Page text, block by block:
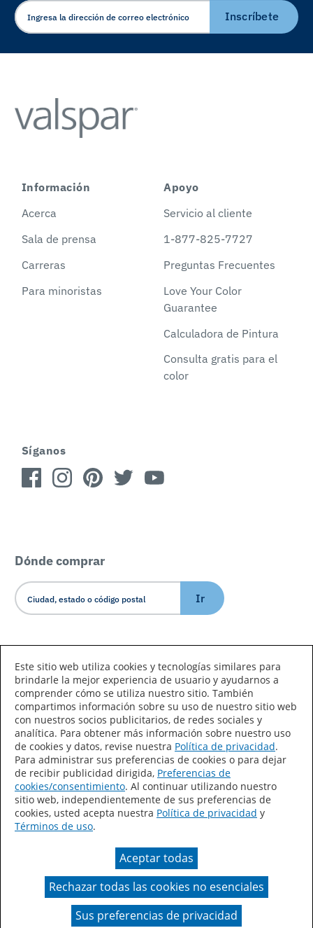
ELECTRÓNICO
Inscríbete
Información
Acerca
Sala de prensa
Carreras
Para minoristas
Apoyo
Servicio al cliente
1-877-825-7727
Preguntas Frecuentes
Love Your Color
Guarantee
Calculadora de Pintura
Consulta gratis para el
color
Síganos
Dónde comprar
Ir
Declaración de accesibilidad
Mapa del sitio
Términos de uso
Privacidad
Sus preferencias de privacidad
Ley de Cadenas de Suministro de California
Un color real puede variar en comparación con la
presentación en pantalla.
Este sitio web utiliza cookies y tecnologías similares para
brindarle la mejor experiencia de usuario y ayudarnos a
comprender cómo se utiliza nuestro sitio. También
compartimos información sobre su uso de nuestro sitio web
con nuestros socios publicitarios, de redes sociales y
analítica. Para obtener más información sobre nuestro uso
de cookies y datos, revise nuestra Política de privacidad.
Para administrar sus preferencias de cookies o para dejar
de recibir publicidad dirigida, Preferencias de
cookies/consentimiento. Al continuar utilizando nuestro
sitio web, independientemente de sus preferencias de
cookies, usted acepta nuestra Política de privacidad y
Términos de uso.
Aceptar todas
Rechazar todas las cookies no esenciales
Sus preferencias de privacidad